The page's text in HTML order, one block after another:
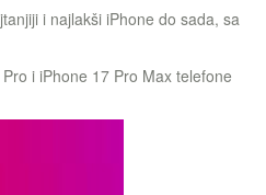
i najlakši iPhone do sada, sa
i iPhone 17 Pro Max telefone